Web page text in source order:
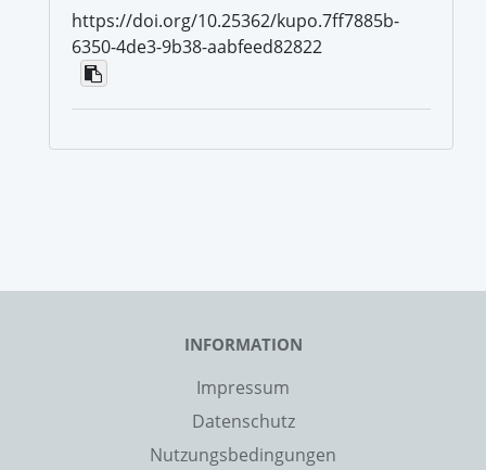
https://doi.org/10.25362/kupo.7ff7885b-
6350-4de3-9b38-aabfeed82822
INFORMATION
Impressum
Datenschutz
Nutzungsbedingungen